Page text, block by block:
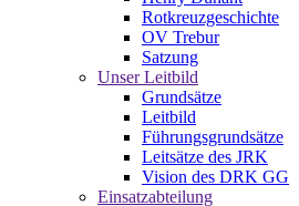
Rotkreuzgeschichte
OV Trebur
Satzung
Unser Leitbild
Grundsätze
Leitbild
Führungsgrundsätze
Leitsätze des JRK
Vision des DRK GG
Einsatzabteilung